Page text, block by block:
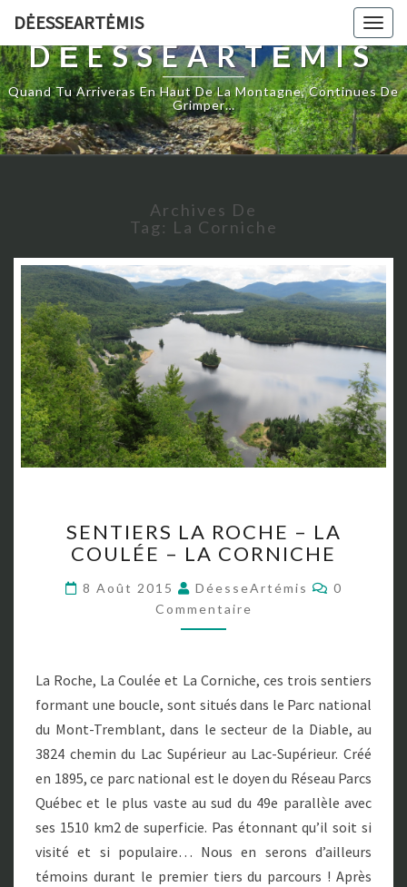
DĖESSEARTĖMIS
DĖESSEARTĖMIS
Quand Tu Arriveras En Haut De La Montagne, Continues De
Grimper…
Archives De
Tag: La Corniche
E
N
I
E
R
L
R
O
C
H
–
L
A
C
SENTIERS LA ROCHE – LA
COULÉE – LA CORNICHE
8 Août 2015 DéesseArtémis
C
O
A
R
S
0
Commentaire
La Roche, La Coulée et La Corniche, ces trois sentiers
formant une boucle, sont situés dans le Parc national
du Mont-Tremblant, dans le secteur de la Diable, au
3824 chemin du Lac Supérieur au Lac-Supérieur. Créé
en 1895, ce parc national est le doyen du Réseau Parcs
Québec et le plus vaste au sud du 49e parallèle avec
ses 1510 km2 de superficie. Pas étonnant qu’il soit si
visité et si populaire… Nous en serons d’ailleurs
témoins durant le premier tiers du parcours ! Après